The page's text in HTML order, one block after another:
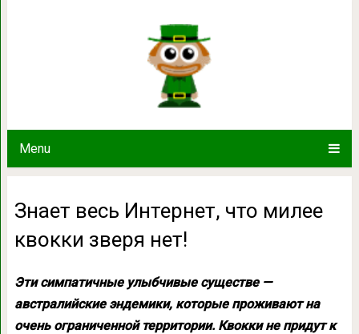
Menu
Знает весь Интернет, что
Знает весь Интернет, что милее
квокки зверя нет!
Эти симпатичные улыбчивые существе —
австралийские эндемики, которые проживают на
очень ограниченной территории. Квокки не придут к